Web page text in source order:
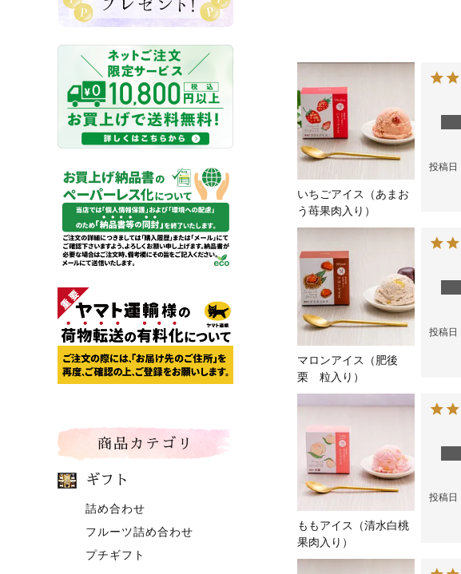
商品カテゴリ
ギフト
詰め合わせ
フルーツ詰め合わせ
プチギフト
いちごアイス（あまお
う苺果肉入り）
投稿日
マロンアイス（肥後
栗 粒入り）
投稿日
ももアイス（清水白桃
果肉入り）
投稿日